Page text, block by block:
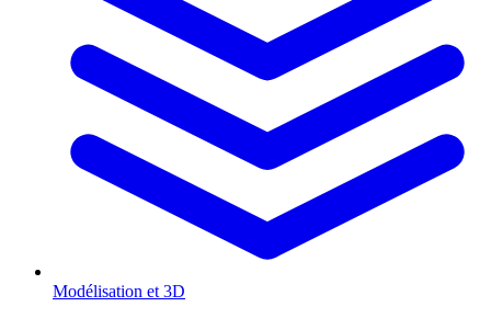
Modélisation et 3D